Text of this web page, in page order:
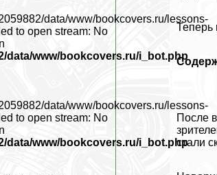
Теперь
После
стали
data/www/bookcovers.ru/lessons-
to open stream: No
data/www/bookcovers.ru/i_bot.php
data/www/bookcovers.ru/lessons-
to open stream: No
data/www/bookcovers.ru/i_bot.php